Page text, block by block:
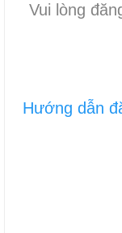
Vui lòng
Hướng dẫn